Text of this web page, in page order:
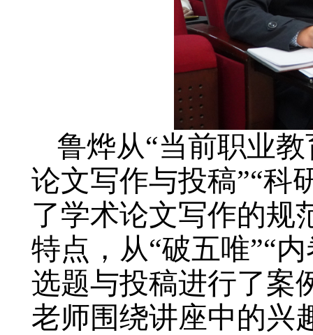
鲁烨从“当前职业教
论文写作与投稿”“科
了学术论文写作的规
特点，从“破五唯”“
选题与投稿进行了案
老师围绕讲座中的兴